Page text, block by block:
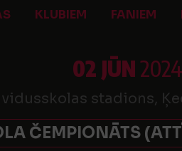
KLUBIEM FANIEM
02 JŪN2024
stadions,
ČEMPIONĀTS